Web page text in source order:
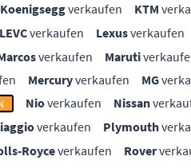
Koenigseggverkaufen KTM
LEVCverkaufen Lexusverkaufen
verkaufen Maruti
Mercuryverkaufen MG
Nioverkaufen Nissan
verkaufen Plymouth
Royceverkaufen Rover